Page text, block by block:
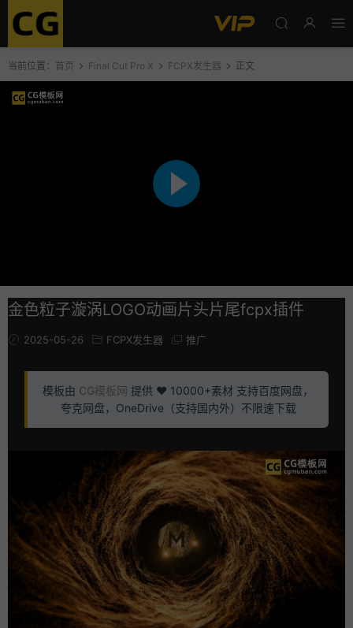
当前位置： 首页 Final Cut Pro X FCPX发生器 正文
金色粒子漩涡LOGO动画片头片尾fcpx插件
2025-05-26 FCPX发生器 推广
模板由 CG模板网 提供 ❤️ 10000+素材 支持百度网盘，
夸克网盘，OneDrive（支持国内外）不限速下载